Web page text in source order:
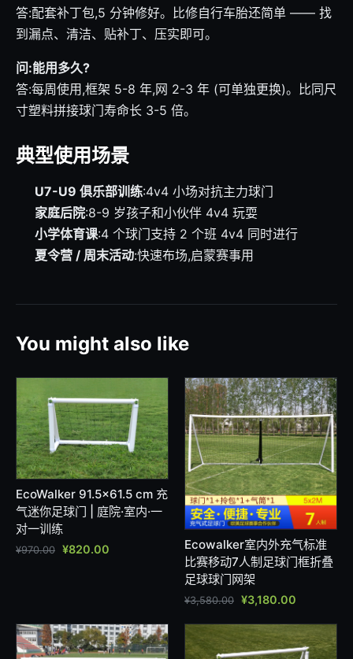
答:配套补丁包,5 分钟修好。比修自行车胎还简单 —— 找
到漏点、清洁、贴补丁、压实即可。
问:能用多久?
答:每周使用,框架 5-8 年,网 2-3 年 (可单独更换)。比同尺
寸塑料拼接球门寿命长 3-5 倍。
典型使用场景
U7-U9 俱乐部训练:4v4 小场对抗主力球门
家庭后院:8-9 岁孩子和小伙伴 4v4 玩耍
小学体育课:4 个球门支持 2 个班 4v4 同时进行
夏令营 / 周末活动:快速布场,启蒙赛事用
You might also like
EcoWalker 91.5×61.5 cm 充
气迷你足球门 | 庭院·室内·一
对一训练
¥970.00 ¥820.00
Ecowalker室内外充气标准
比赛移动7人制足球门框折叠
足球球门网架
¥3,580.00 ¥3,180.00